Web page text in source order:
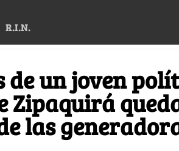
R.I.N.
de un joven
Zipaquirá
las